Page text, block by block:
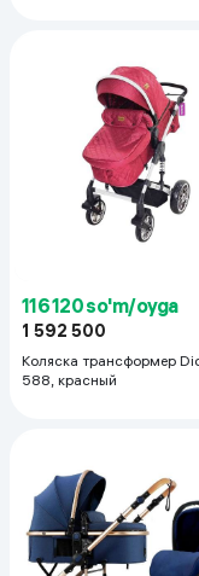
116 120 so'm/oyga
1 592 500
Коляска трансформер
588, красный